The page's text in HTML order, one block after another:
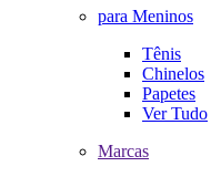
para Meninos
Tênis
Chinelos
Papetes
Ver Tudo
Marcas